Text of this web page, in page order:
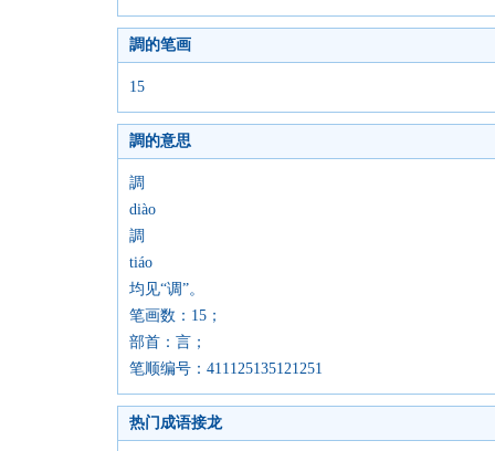
調的笔画
15
調的意思
調
diào
調
tiáo
均见“调”。
笔画数：15；
部首：言；
笔顺编号：411125135121251
热门成语接龙